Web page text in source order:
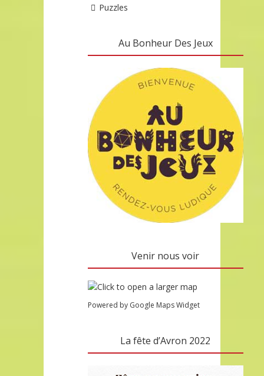
Puzzles
Au Bonheur Des Jeux
Venir nous voir
Powered by Google Maps Widget
La fête d’Avron 2022